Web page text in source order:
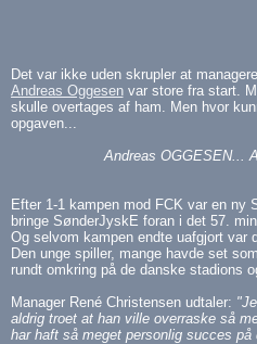
Det var ikke uden skrupler at
Andreas Oggesenvar store fra start.
skulle overtages af ham. Men hvor
opgaven...
Andreas OGGESEN...
Efter 1-1 kampen mod FCK var en ny
bringe SønderJyskE foran i det 57.
Og selvom kampen endte uafgjort
Den unge spiller, mange havde set
rundt omkring på de danske stadions
Manager René Christensen udtaler:
aldrig troet at han ville overraske så
har haft så meget personlig succes